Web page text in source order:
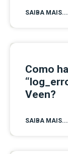
SAIBA MAIS...
Como
Veen?
SAIBA MAIS...